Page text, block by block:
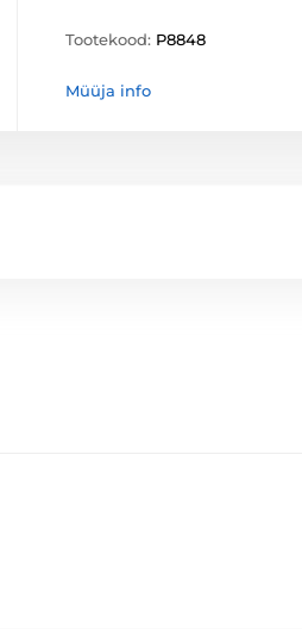
Tootekood: P8848
Müüja info